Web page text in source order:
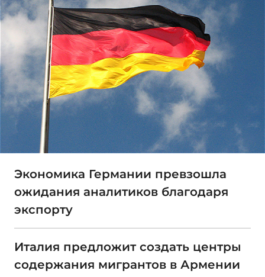
Экономика Германии превзошла
ожидания аналитиков благодаря
экспорту
Италия предложит создать центры
содержания мигрантов в Армении